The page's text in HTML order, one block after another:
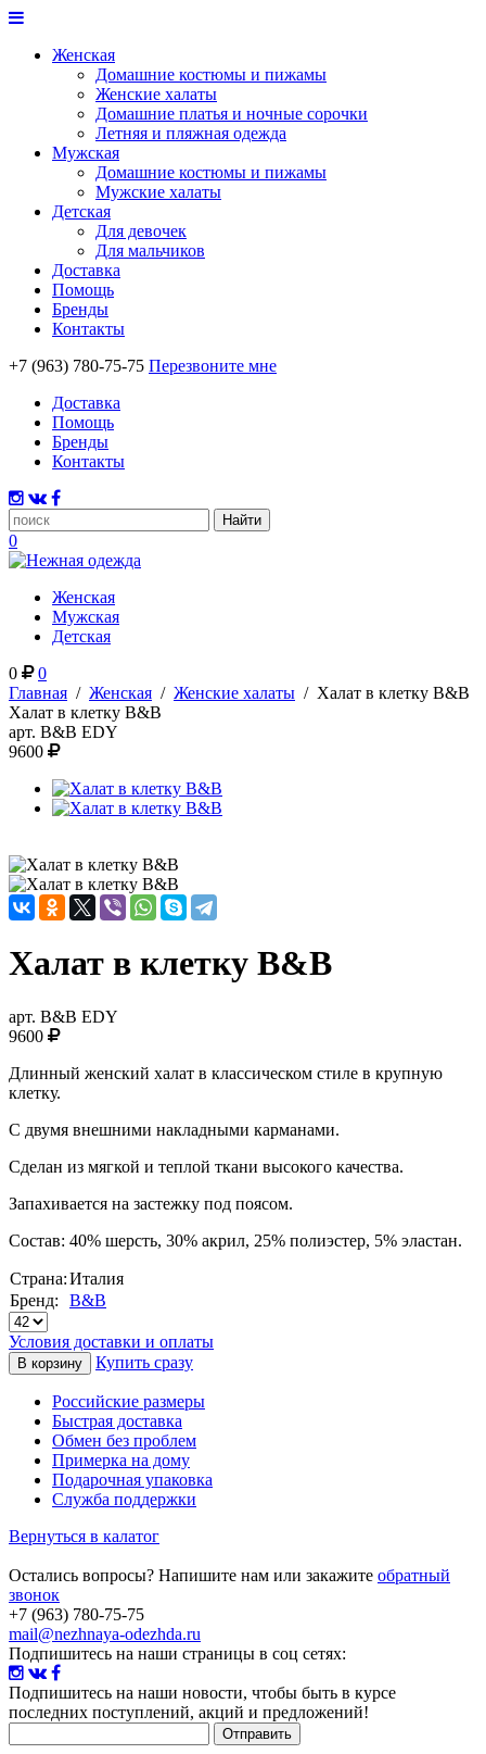
Женская
Домашние костюмы и пижамы
Женские халаты
Домашние платья и ночные сорочки
Летняя и пляжная одежда
Мужская
Домашние костюмы и пижамы
Мужские халаты
Детская
Для девочек
Для мальчиков
Доставка
Помощь
Бренды
Контакты
+7 (963) 780-75-75 Перезвоните мне
Доставка
Помощь
Бренды
Контакты
0
Женская
Мужская
Детская
0
0
Главная / Женская / Женские халаты / Халат в клетку B&B
Халат в клетку B&B
арт. B&B EDY
9600
Халат в клетку B&B
арт. B&B EDY
9600
Длинный женский халат в классическом стиле в крупную
клетку.
С двумя внешними накладными карманами.
Сделан из мягкой и теплой ткани высокого качества.
Запахивается на застежку под поясом.
Состав: 40% шерсть, 30% акрил, 25% полиэстер, 5% эластан.
Страна:Италия
Бренд:
B&B
Условия доставки и оплаты
Купить сразу
Российские размеры
Быстрая доставка
Обмен без проблем
Примерка на дому
Подарочная упаковка
Служба поддержки
Вернуться в калатог
Остались вопросы? Напишите нам или закажите обратный
звонок
+7 (963) 780-75-75
mail@nezhnaya-odezhda.ru
Подпишитесь на наши страницы в соц сетях:
Подпишитесь на наши новости, чтобы быть в курсе
последних поступлений, акций и предложений!